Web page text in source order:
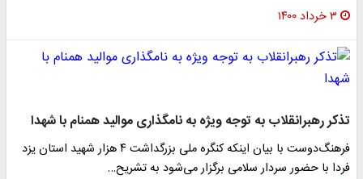
۳ خرداد ۱۴۰۰
تذکر رهبرانقلاب به توجه ویژه به نامگذاری موالید همنام با شهدا
فرهنگ‌دوست با بیان اینکه کنگره ملی بزرگداشت ۴ هزار شهید استان یزد
فردا با حضور سردار سلامی برگزار می‌شود به تشریح…